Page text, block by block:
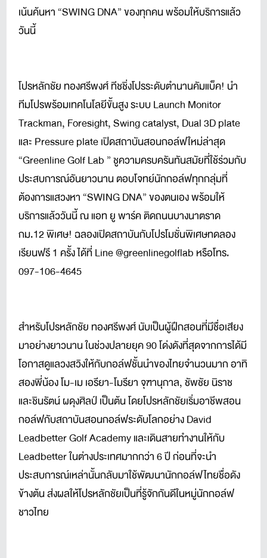
เน้นค้นหา “SWING DNA” ของทุกคน พร้อมให้บริการแล้ว
วันนี้
โปรหลักชัย ทองศรีพงศ์ ทีชชิ่งโปรระดับตำนานคัมแบ็ค! นำ
ทีมโปรพร้อมเทคโนโลยีขั้นสูง ระบบ Launch Monitor
Trackman, Foresight, Swing catalyst, Dual 3D plate
และ Pressure plate เปิดสถาบันสอนกอล์ฟใหม่ล่าสุด
“Greenline Golf Lab ” ชูความครบครันทันสมัยที่ใช้ร่วมกับ
ประสบการณ์อันยาวนาน ตอบโจทย์นักกอล์ฟทุกกลุ่มที่
ต้องการแสวงหา “SWING DNA” ของตนเอง พร้อมให้
บริการแล้ววันนี้ ณ แอท ยู พาร์ค ติดถนนบางนาตราด
กม.12 พิเศษ! ฉลองเปิดสถาบันกับโปรโมชั่นพิเศษทดลอง
เรียนฟรี 1 ครั้ง ได้ที่ Line @greenlinegolflab หรือโทร.
097-106-4645
สำหรับโปรหลักชัย ทองศรีพงศ์ นับเป็นผู้ฝึกสอนที่มีชื่อเสียง
มาอย่างยาวนาน ในช่วงปลายยุค 90 โด่งดังที่สุดจากการได้มี
โอกาสดูแลวงสวิงให้กับกอล์ฟชั้นนำของไทยจำนวนมาก อาทิ
สองพี่น้อง โม-เม เอรียา-โมรียา จุฑานุกาล, ชัพชัย นิราช
และชินรัตน์ ผดุงศิลป์ เป็นต้น โดยโปรหลักชัยเริ่มอาชีพสอน
กอล์ฟกับสถาบันสอนกอล์ฟระดับโลกอย่าง David
Leadbetter Golf Academy และเดินสายทำงานให้กับ
Leadbetter ในต่างประเทศมากกว่า 6 ปี ก่อนที่จะนำ
ประสบการณ์เหล่านั้นกลับมาใช้พัฒนานักกอล์ฟไทยชื่อดัง
ข้างต้น ส่งผลให้โปรหลักชัยเป็นที่รู้จักกันดีในหมู่นักกอล์ฟ
ชาวไทย